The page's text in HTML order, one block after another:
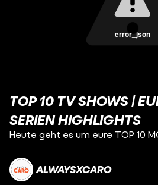
error_json
TOP 10 TV SHOWS |
SERIEN HIGHLIGHTS
ALWAYSXCARO